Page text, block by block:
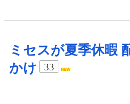
ミセスが夏季休暇
かけ
33